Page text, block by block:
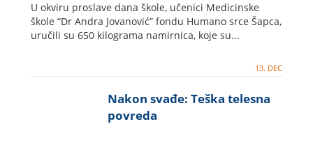
U okviru proslave dana škole, učenici Medicinske
škole “Dr Andra Jovanović” fondu Humano srce Šapca,
uručili su 650 kilograma namirnica, koje su...
13. DEC
Nakon svađe: Teška telesna
povreda